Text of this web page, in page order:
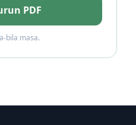
PDF
bila masa.